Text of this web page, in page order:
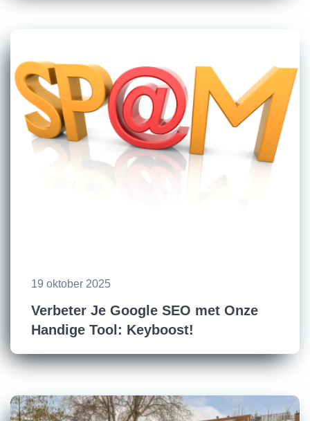
19 oktober 2025
Verbeter Je Google SEO met Onze
Handige Tool: Keyboost!